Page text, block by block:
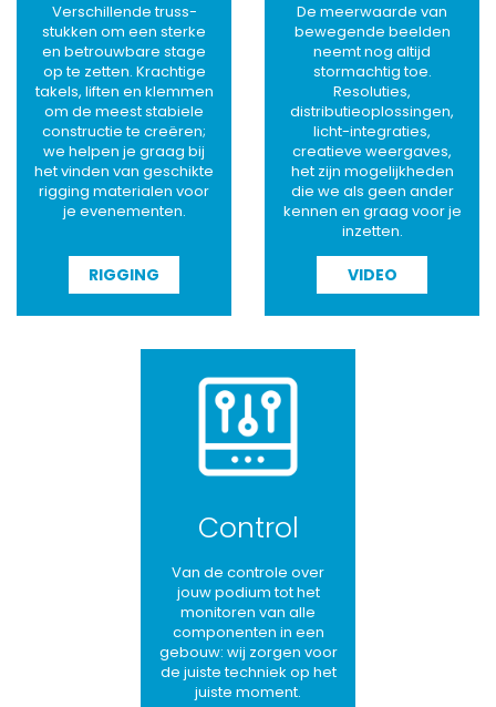
Verschillende truss-
stukken om een sterke
en betrouwbare stage
op te zetten. Krachtige
takels, liften en klemmen
om de meest stabiele
constructie te creëren;
we helpen je graag bij
het vinden van geschikte
rigging materialen voor
je evenementen.
RIGGING
De meerwaarde van
bewegende beelden
neemt nog altijd
stormachtig toe.
Resoluties,
distributieoplossingen,
licht-integraties,
creatieve weergaves,
het zijn mogelijkheden
die we als geen ander
kennen en graag voor je
inzetten.
VIDEO
Control
Van de controle over
jouw podium tot het
monitoren van alle
componenten in een
gebouw: wij zorgen voor
de juiste techniek op het
juiste moment.